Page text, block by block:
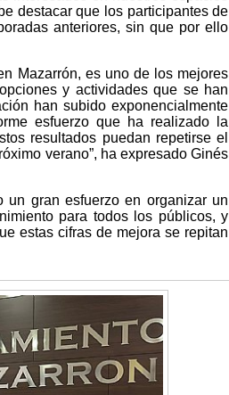
destacar que los participantes de
anteriores, sin que por ello
Mazarrón, es uno de los mejores
y actividades que se han
han subido exponencialmente
esfuerzo que ha realizado la
resultados puedan repetirse el
verano”, ha expresado Ginés
un gran esfuerzo en organizar un
para todos los públicos, y
estas cifras de mejora se repitan